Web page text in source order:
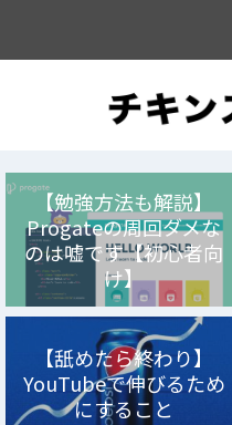
【勉強方法も解説】
Progateの周回ダメな
のは嘘です【初心者向
け】
【舐めたら終わり】
YouTubeで伸びるため
にすること